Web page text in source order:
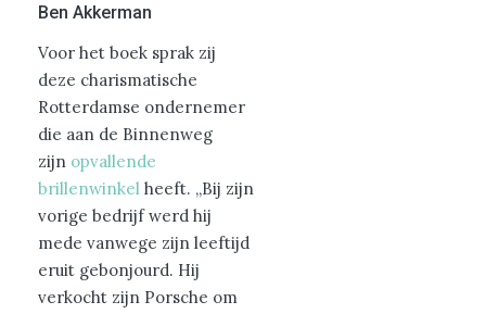
Ben Akkerman
Voor het boek sprak zij
deze charismatische
Rotterdamse ondernemer
die aan de Binnenweg
zijn opvallende
brillenwinkelheeft. ,,Bij zijn
vorige bedrijf werd hij
mede vanwege zijn leeftijd
eruit gebonjourd. Hij
verkocht zijn Porsche om